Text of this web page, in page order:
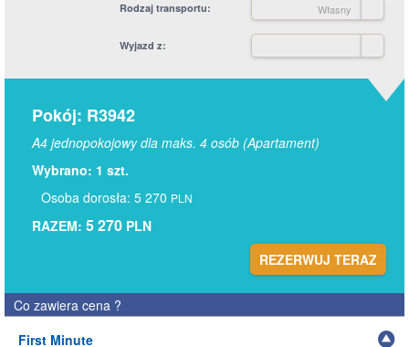
Rodzaj transportu Własny
Wyjazd z
Pokój: R3942
A4 jednopokojowy dla maks. 4 osób (Apartament)
Wybrano: 1 szt.
Osoba dorosła: 5 270 PLN
RAZEM: 5 270 PLN
REZERWUJ TERAZ
Co zawiera cena ?
First Minute